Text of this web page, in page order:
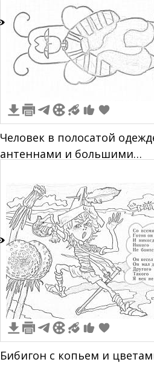
Человек в полосатой
антеннами и большими
Бибигон с копьем и